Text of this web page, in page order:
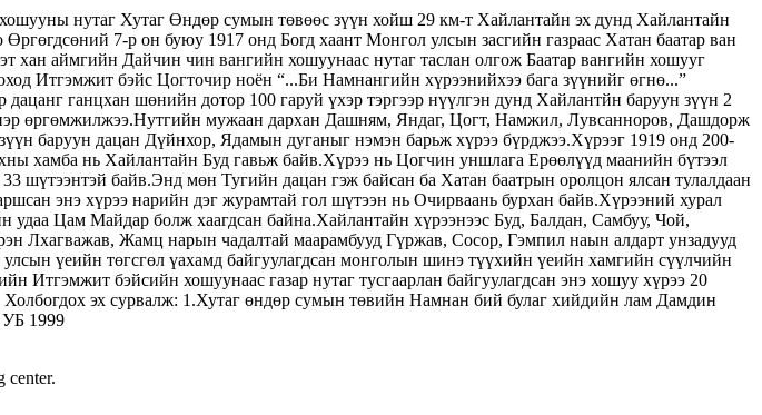
нутаг Хутаг Өндөр сумын төвөөс зүүн хойш 29 км-т Хайлантайн эх дунд Хайлантайн
7-р он буюу 1917 онд Богд хаант Монгол улсын засгийн газраас Хатан баатар ван
аймгийн Дайчин чин вангийн хошуунаас нутаг таслан олгож Баатар вангийн хошууг
Итгэмжит бэйс Цогточир ноён “...Би Намнангийн хүрээнийхээ бага зүүнийг өгнө...”
ганцхан шөнийн дотор 100 гаруй үхэр тэргээр нүүлгэн дунд Хайлантйн баруун зүүн 2
өргөмжилжээ.Нутгийн мужаан дархан Дашням, Яндаг, Цогт, Намжил, Лувсанноров, Дашдорж
баруун дацан Дүйнхор, Ядамын дуганыг нэмэн барьж хүрээ бүрджээ.Хүрээг 1919 онд 200-
хамба нь Хайлантайн Буд гавьж байв.Хүрээ нь Цогчин уншлага Ерөөлүүд маанийн бүтээл
шүтээнтэй байв.Энд мөн Тугийн дацан гэж байсан ба Хатан баатрын оролцон ялсан тулалдаан
энэ хүрээ нарийн дэг журамтай гол шүтээн нь Очирваань бурхан байв.Хүрээний хурал
Цам Майдар болж хаагдсан байна.Хайлантайн хүрээнээс Буд, Балдан, Самбуу, Чой,
Лхагважав, Жамц нарын чадалтай маарамбууд Гүржав, Сосор, Гэмпил наын алдарт унзадууд
улсын үеийн төгсгөл үахамд байгуулагдсан монголын шинэ түүхийн үеийн хамгийн сүүлчийн
бэйсийн хошуунаас газар нутаг тусгаарлан байгуулагдсан энэ хошуу хүрээ 20
эх сурвалж: 1.Хутаг өндөр сумын төвийн Намнан бий булаг хийдийн лам Дамдин
УБ 1999
center.